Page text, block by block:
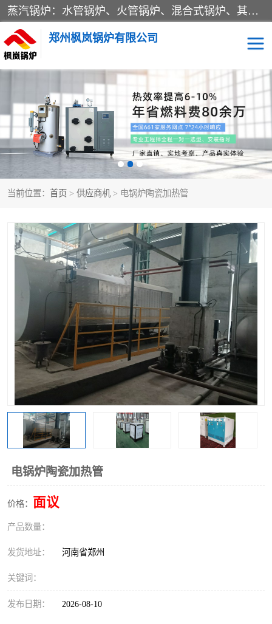
蒸汽锅炉：水管锅炉、火管锅炉、混合式锅炉、其他蒸汽锅炉； 热水锅炉：家用型集中供暖用热水锅炉、其他热水锅炉； 有机热载体锅炉； 船用蒸汽锅炉； （锅炉用辅助设备及装置）蒸汽冷凝器：表面冷凝器、混合式冷凝器、空冷式冷凝器、其他蒸汽冷凝器； 锅炉用辅助设备：节热器、蒸汽收集器、蓄能器、烟垢清除器、气体回收器、泥渣刮除器、空气预热器、其他锅炉用辅助设备；
郑州枫岚锅炉有限公司
当前位置： 首页 > 供应商机 > 电锅炉陶瓷加热管
电锅炉陶瓷加热管
价格： 面议
产品数量：
发货地址： 河南省郑州
关键词：
发布日期： 2026-08-10